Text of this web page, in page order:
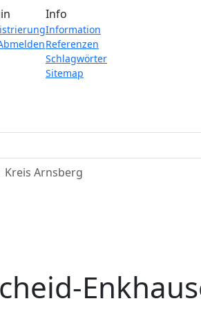
Info
Information
Referenzen
Schlagwörter
Sitemap
Kreis Arnsberg